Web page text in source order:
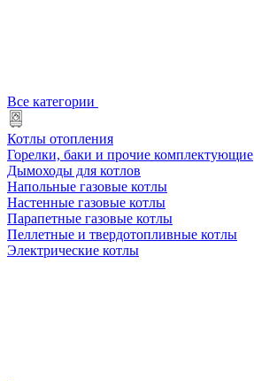
Все категории
Котлы отопления
Горелки, баки и прочие комплектующие
Дымоходы для котлов
Напольные газовые котлы
Настенные газовые котлы
Парапетные газовые котлы
Пеллетные и твердотопливные котлы
Электрические котлы